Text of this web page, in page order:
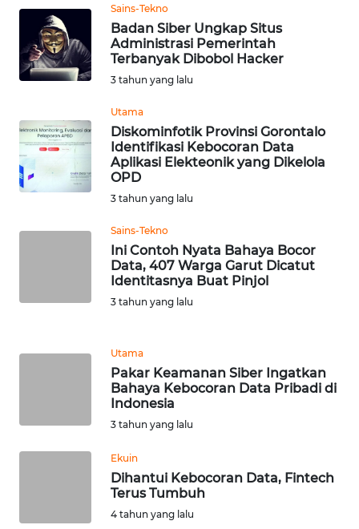
Sains-Tekno
Badan Siber Ungkap Situs
Administrasi Pemerintah
Terbanyak Dibobol Hacker
3 tahun yang lalu
Utama
Diskominfotik Provinsi Gorontalo
Identifikasi Kebocoran Data
Aplikasi Elekteonik yang Dikelola
OPD
3 tahun yang lalu
Sains-Tekno
Ini Contoh Nyata Bahaya Bocor
Data, 407 Warga Garut Dicatut
Identitasnya Buat Pinjol
3 tahun yang lalu
Utama
Pakar Keamanan Siber Ingatkan
Bahaya Kebocoran Data Pribadi di
Indonesia
3 tahun yang lalu
Ekuin
Dihantui Kebocoran Data, Fintech
Terus Tumbuh
4 tahun yang lalu
SUMUT
WN
JAKARTA
WN
JABAR
WN
BARAT